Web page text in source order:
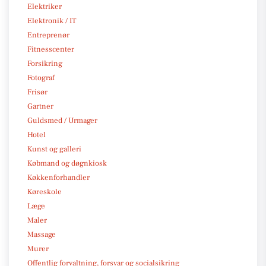
Elektriker
Elektronik / IT
Entreprenør
Fitnesscenter
Forsikring
Fotograf
Frisør
Gartner
Guldsmed / Urmager
Hotel
Kunst og galleri
Købmand og døgnkiosk
Køkkenforhandler
Køreskole
Læge
Maler
Massage
Murer
Offentlig forvaltning, forsvar og socialsikring